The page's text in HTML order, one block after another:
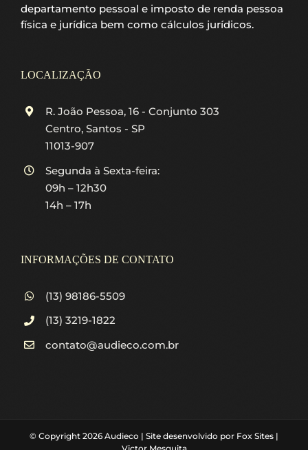
departamento pessoal e imposto de renda pessoa
física e jurídica bem como cálculos jurídicos.
LOCALIZAÇÃO
R. João Pessoa, 16 - Conjunto 303
Centro, Santos - SP
11013-907
Segunda à Sexta-feira:
09h – 12h30
14h – 17h
INFORMAÇÕES DE CONTATO
(13) 98186-5509
(13) 3219-1822
contato@audieco.com.br
© Copyright 2026 Audieco | Site desenvolvido por Fox Sites |